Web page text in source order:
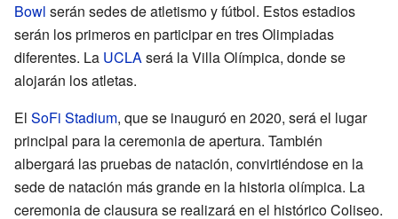
Bowl serán sedes de atletismo y fútbol. Estos estadios
serán los primeros en participar en tres Olimpiadas
diferentes. La UCLAserá la Villa Olímpica, donde se
alojarán los atletas.
El SoFi Stadium, que se inauguró en 2020, será el lugar
principal para la ceremonia de apertura. También
albergará las pruebas de natación, convirtiéndose en la
sede de natación más grande en la historia olímpica. La
ceremonia de clausura se realizará en el histórico Coliseo.